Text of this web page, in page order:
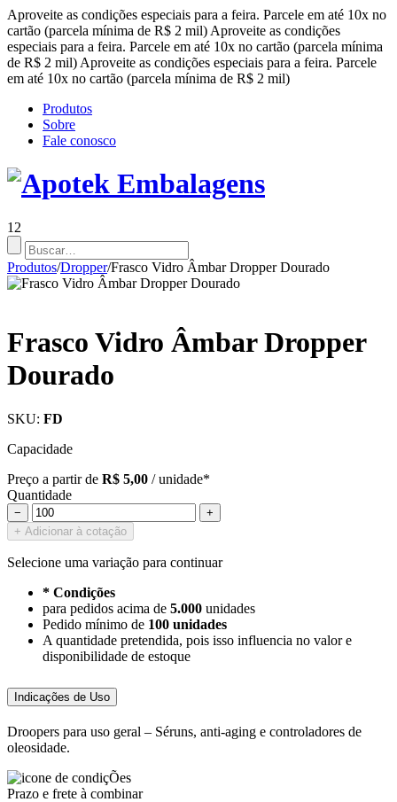
Aproveite as condições especiais para a feira. Parcele em até 10x no
cartão (parcela mínima de R$ 2 mil) Aproveite as condições
especiais para a feira. Parcele em até 10x no cartão (parcela mínima
de R$ 2 mil) Aproveite as condições especiais para a feira. Parcele
em até 10x no cartão (parcela mínima de R$ 2 mil)
Produtos
Sobre
Fale conosco
12
Produtos/Dropper/Frasco Vidro Âmbar Dropper Dourado
Frasco Vidro Âmbar Dropper
Dourado
SKU: FD
Capacidade
Preço a partir de R$ 5,00 / unidade*
Quantidade
−
+
+ Adicionar à cotação
Selecione uma variação para continuar
* Condições
para pedidos acima de 5.000 unidades
Pedido mínimo de 100 unidades
A quantidade pretendida, pois isso influencia no valor e
disponibilidade de estoque
Indicações de Uso
Droopers para uso geral – Séruns, anti-aging e controladores de
oleosidade.
Prazo e frete à combinar